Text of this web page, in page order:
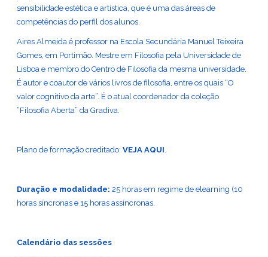
sensibilidade estética e artística, que é uma das áreas de
competências do perfil dos alunos.
Aires Almeida é professor na Escola Secundária Manuel Teixeira
Gomes, em Portimão. Mestre em Filosofia pela Universidade de
Lisboa e membro do Centro de Filosofia da mesma universidade.
É autor e coautor de vários livros de filosofia, entre os quais “O
valor cognitivo da arte”. É o atual coordenador da coleção
“Filosofia Aberta” da Gradiva.
Plano de formação creditado: VEJA AQUI.
Duração e modalidade: 25 horas em regime de elearning (10
horas síncronas e 15 horas assíncronas.
Calendário das sessões